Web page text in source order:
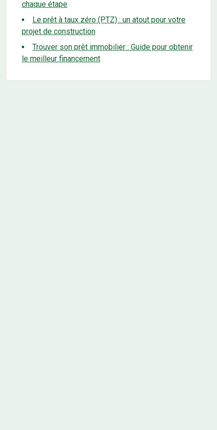
chaque étape
Le prêt à taux zéro (PTZ) : un atout pour votre
projet de construction
Trouver son prêt immobilier : Guide pour obtenir
le meilleur financement